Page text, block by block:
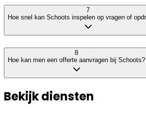
7
Hoe snel kan Schoots inspelen op vragen of
8
Hoe kan men een offerte aanvragen bij Schoots?
Bekijk diensten